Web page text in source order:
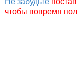
чтобы вовремя